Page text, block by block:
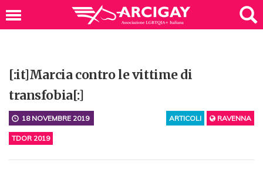
[:it]Marcia contro le vittime di
transfobia[:]
ARTICOLI RAVENNA
18 NOVEMBRE 2019
TDOR 2019